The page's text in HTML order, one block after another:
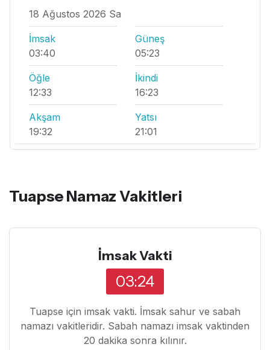
18 Ağustos 2026 Sa
İmsak
03:40
Güneş
05:23
Öğle
12:33
İkindi
16:23
Akşam
19:32
Yatsı
21:01
Tuapse Namaz Vakitleri
İmsak Vakti
03:24
Tuapse için imsak vakti. İmsak sahur ve sabah
namazı vakitleridir. Sabah namazı imsak vaktinden
20 dakika sonra kılınır.